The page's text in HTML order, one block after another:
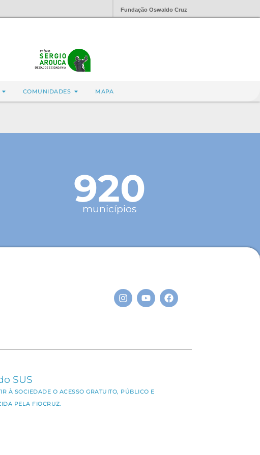
Fundação Oswaldo Cruz
COMUNIDADES MAPA
920
municípios
SUS
À SOCIEDADE O ACESSO GRATUITO, PÚBLICO E
PELA FIOCRUZ.